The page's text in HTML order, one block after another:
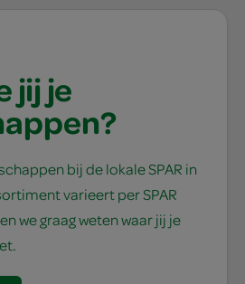
jij je
bij de lokale SPAR in
varieert per SPAR
we graag weten waar jij je